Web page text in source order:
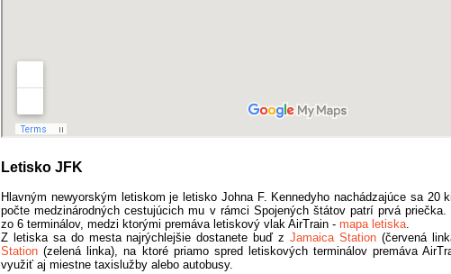
Letisko JFK
Hlavným newyorským letiskom je letisko Johna F. Kennedyho nachádzajúce sa 20
počte medzinárodných cestujúcich mu v rámci Spojených štátov patrí prvá
zo 6 terminálov, medzi ktorými premáva letiskový vlak AirTrain - mapa letiska.
Z letiska sa do mesta najrýchlejšie dostanete buď z Jamaica Station(červená
Station (zelená linka), na ktoré priamo spred letiskových terminálov premáva
využiť aj miestne taxislužby alebo autobusy.